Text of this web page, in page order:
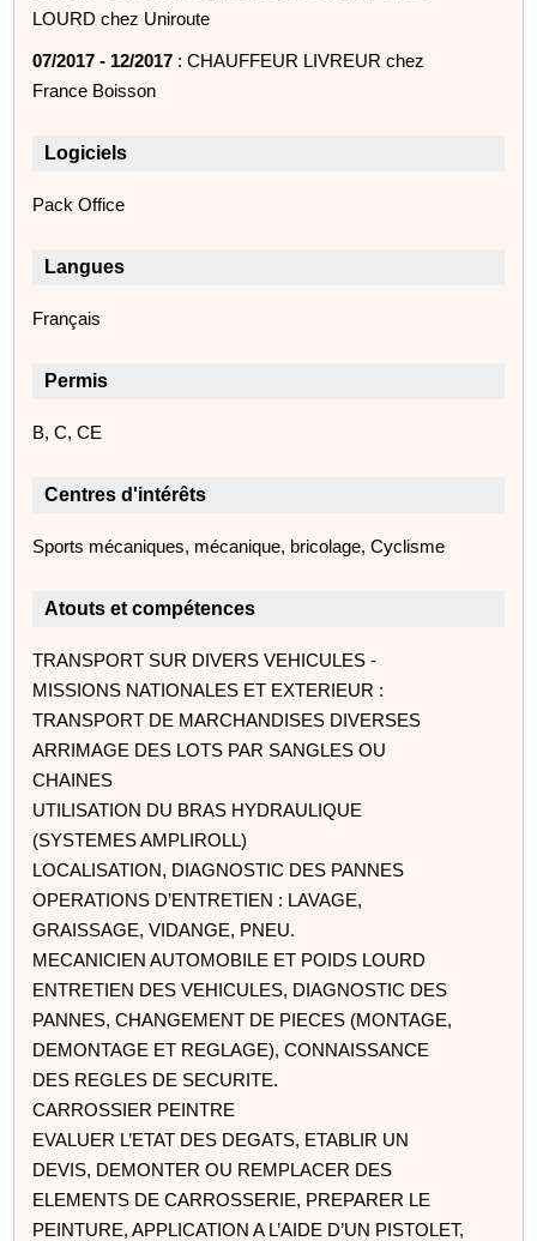
LOURD chez Uniroute
07/2017 - 12/2017 : CHAUFFEUR LIVREUR chez
France Boisson
Logiciels
Pack Office
Langues
Français
Permis
B, C, CE
Centres d'intérêts
Sports mécaniques, mécanique, bricolage, Cyclisme
Atouts et compétences
TRANSPORT SUR DIVERS VEHICULES -
MISSIONS NATIONALES ET EXTERIEUR :
TRANSPORT DE MARCHANDISES DIVERSES
ARRIMAGE DES LOTS PAR SANGLES OU
CHAINES
UTILISATION DU BRAS HYDRAULIQUE
(SYSTEMES AMPLIROLL)
LOCALISATION, DIAGNOSTIC DES PANNES
OPERATIONS D’ENTRETIEN : LAVAGE,
GRAISSAGE, VIDANGE, PNEU.
MECANICIEN AUTOMOBILE ET POIDS LOURD
ENTRETIEN DES VEHICULES, DIAGNOSTIC DES
PANNES, CHANGEMENT DE PIECES (MONTAGE,
DEMONTAGE ET REGLAGE), CONNAISSANCE
DES REGLES DE SECURITE.
CARROSSIER PEINTRE
EVALUER L’ETAT DES DEGATS, ETABLIR UN
DEVIS, DEMONTER OU REMPLACER DES
ELEMENTS DE CARROSSERIE, PREPARER LE
PEINTURE, APPLICATION A L’AIDE D’UN PISTOLET,